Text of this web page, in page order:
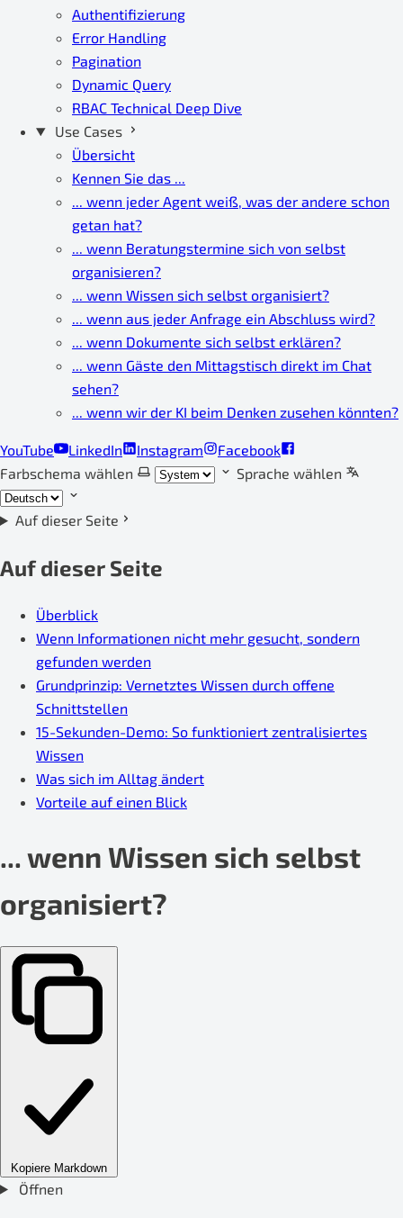
Authentifizierung
Error Handling
Pagination
Dynamic Query
RBAC Technical Deep Dive
Use Cases
Übersicht
Kennen Sie das ...
... wenn jeder Agent weiß, was der andere schon
getan hat?
... wenn Beratungstermine sich von selbst
organisieren?
... wenn Wissen sich selbst organisiert?
... wenn aus jeder Anfrage ein Abschluss wird?
... wenn Dokumente sich selbst erklären?
... wenn Gäste den Mittagstisch direkt im Chat
sehen?
... wenn wir der KI beim Denken zusehen könnten?
YouTube LinkedIn Instagram
Facebook
Farbschema wählen
Sprache wählen
Auf dieser Seite
Auf dieser Seite
Überblick
Wenn Informationen nicht mehr gesucht, sondern
gefunden werden
Grundprinzip: Vernetztes Wissen durch offene
Schnittstellen
15-Sekunden-Demo: So funktioniert zentralisiertes
Wissen
Was sich im Alltag ändert
Vorteile auf einen Blick
... wenn Wissen sich selbst
organisiert?
Kopiere Markdown
Öffnen